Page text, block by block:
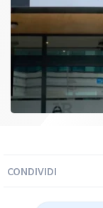
CONDIVIDI